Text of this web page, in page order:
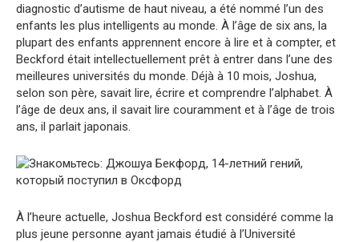
diagnostic d’autisme de haut niveau, a été nommé l’un des
enfants les plus intelligents au monde. À l’âge de six ans, la
plupart des enfants apprennent encore à lire et à compter, et
Beckford était intellectuellement prêt à entrer dans l’une des
meilleures universités du monde. Déjà à 10 mois, Joshua,
selon son père, savait lire, écrire et comprendre l’alphabet. À
l’âge de deux ans, il savait lire couramment et à l’âge de trois
ans, il parlait japonais.
À l’heure actuelle, Joshua Beckford est considéré comme la
plus jeune personne ayant jamais étudié à l’Université